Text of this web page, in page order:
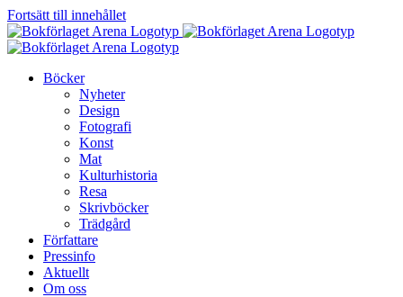
Fortsätt till innehållet
Böcker
Nyheter
Design
Fotografi
Konst
Mat
Kulturhistoria
Resa
Skrivböcker
Trädgård
Författare
Pressinfo
Aktuellt
Om oss